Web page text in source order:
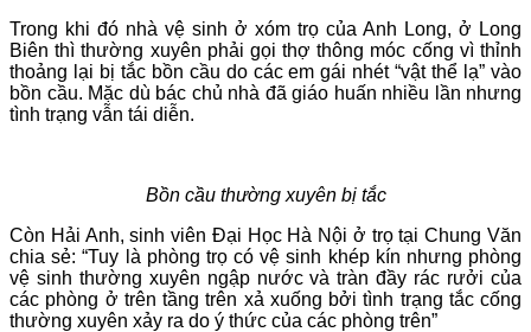
Trong khi đó nhà vệ sinh ở xóm trọ của Anh Long, ở Long
Biên thì thường xuyên phải gọi thợ thông móc cống vì thỉnh
thoảng lại bị tắc bồn cầu do các em gái nhét “vật thể lạ” vào
bồn cầu. Mặc dù bác chủ nhà đã giáo huấn nhiều lần nhưng
tình trạng vẫn tái diễn.
Bồn cầu thường xuyên bị tắc
Còn Hải Anh, sinh viên Đại Học Hà Nội ở trọ tại Chung Văn
chia sẻ: “Tuy là phòng trọ có vệ sinh khép kín nhưng phòng
vệ sinh thường xuyên ngập nước và tràn đầy rác rưởi của
các phòng ở trên tầng trên xả xuống bởi tình trạng tắc cống
thường xuyên xảy ra do ý thức của các phòng trên”